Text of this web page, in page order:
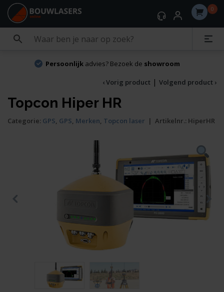
0
Persoonlijkadvies? Bezoek de showroom
‹ Vorig product | Volgend product ›
Topcon Hiper HR
Categorie: GPS, GPS, Merken, Topcon laser | Artikelnr.: HiperHR